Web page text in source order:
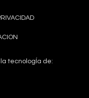
tecnologÍa de: